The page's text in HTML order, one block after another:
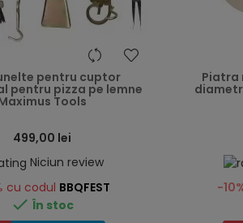
heart
pentru cuptor
pentru pizza pe lemne
Tools
499,00 lei
Niciun review
cu codul BBQFEST
 În stoc
Piatra
-